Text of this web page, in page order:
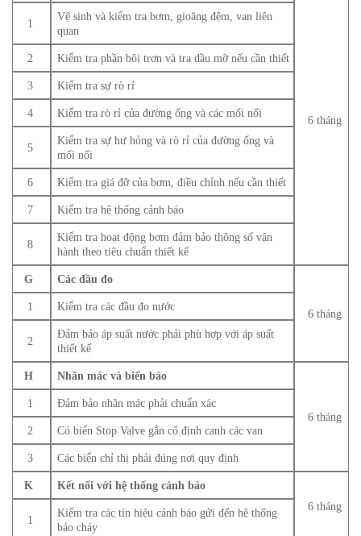
6 tháng
1
Vệ sinh và kiểm tra bơm, gioăng đệm, van liên
quan
2 Kiểm tra phần bôi trơn và tra dầu mỡ nếu cần thiết
3 Kiểm tra sự rò rỉ
4 Kiểm tra rò rỉ của đường ống và các mối nối
5
Kiểm tra sự hư hỏng và rò rỉ của đường ống và
mối nối
6 Kiểm tra giá đỡ của bơm, điều chỉnh nếu cần thiết
7 Kiểm tra hệ thống cảnh báo
8
Kiểm tra hoạt động bơm đảm bảo thông số vận
hành theo tiêu chuẩn thiết kế
G Các đầu đo
6 tháng
1 Kiểm tra các đầu đo nước
2
Đảm bảo áp suất nước phải phù hợp với áp suất
thiết kế
H Nhãn mác và biển báo
6 tháng
1 Đảm bảo nhãn mác phải chuẩn xác
2 Có biển Stop Valve gắn cố định canh các van
3 Các biển chỉ thị phải đúng nơi quy định
K
Kết nối với hệ thống cảnh báo
6 tháng
1
Kiểm tra các tín hiệu cảnh báo gửi đến hệ thống
báo cháy